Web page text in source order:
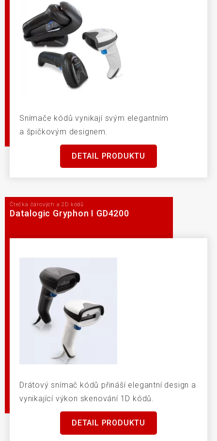
Snímače kódů vynikají svým elegantním
a špičkovým designem.
DETAIL PRODUKTU
Čtečka čárových a 2D kódů
Datalogic Gryphon I GD4200
Drátový snímač kódů přináší elegantní design a
vynikající výkon skenování 1D kódů.
DETAIL PRODUKTU